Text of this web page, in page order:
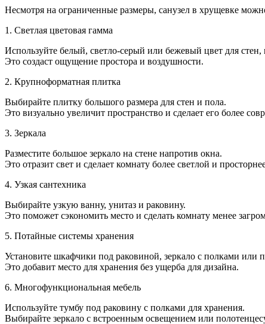
с
Несмотря на ограниченные размеры, санузел в хрущевке
1. Светлая цветовая гамма
Используйте белый, светло-серый или бежевый цвет для стен,
Это создаст ощущение простора и воздушности.
2. Крупноформатная плитка
Выбирайте плитку большого размера для стен и пола.
Это визуально увеличит пространство и сделает его более
3. Зеркала
Разместите большое зеркало на стене напротив окна.
Это отразит свет и сделает комнату более светлой и
4. Узкая сантехника
Выбирайте узкую ванну, унитаз и раковину.
Это поможет сэкономить место и сделать комнату менее
5. Потайные системы хранения
Установите шкафчики под раковиной, зеркало с полками или
Это добавит место для хранения без ущерба для дизайна.
6. Многофункциональная мебель
Используйте тумбу под раковину с полками для хранения.
Выбирайте зеркало с встроенным освещением или